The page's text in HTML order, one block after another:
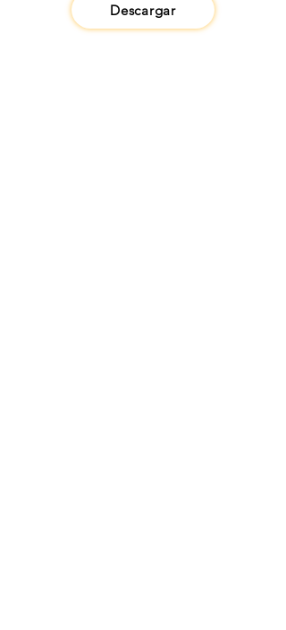
Descargar